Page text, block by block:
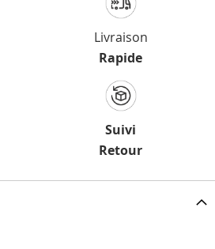
Livraison
Rapide
Suivi
Retour